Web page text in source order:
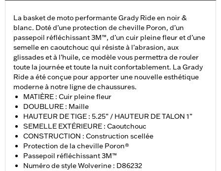
La basket de moto performante Grady Ride en noir &
blanc. Doté d’une protection de cheville Poron, d’un
passepoil réfléchissant 3M™, d’un cuir pleine fleur et d’une
semelle en caoutchouc qui résiste à l’abrasion, aux
glissades et à l’huile, ce modèle vous permettra de rouler
toute la journée et toute la nuit confortablement. La Grady
Ride a été conçue pour apporter une nouvelle esthétique
moderne à notre ligne de chaussures.
MATIÈRE : Cuir pleine fleur
DOUBLURE : Maille
HAUTEUR DE TIGE : 5.25” / HAUTEUR DE TALON 1”
SEMELLE EXTÉRIEURE : Caoutchouc
CONSTRUCTION : Construction scellée
Protection de la cheville Poron®
Passepoil réfléchissant 3M™
Numéro de style Wolverine : D86232